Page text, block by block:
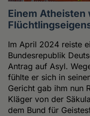
Einem Atheisten
Im April 2024 reiste
Bundesrepublik
Antrag auf Asyl.
fühlte er sich in
Gericht gab ihm nun
Kläger von der
dem Bund für